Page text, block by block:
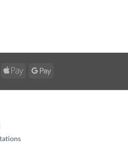
Apple
Google